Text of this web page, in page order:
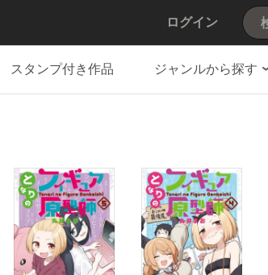
ログイン
スタンプ付き作品 ジャンルから探す